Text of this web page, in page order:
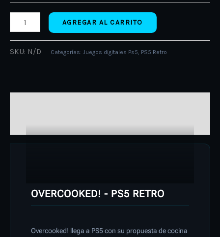
AGREGAR AL CARRITO
SKU: N/D Categorías: Juegos digitales Ps5 PS5 Retro
OVERCOOKED! - PS5 RETRO
Overcooked! llega a PS5 con su propuesta de cocina